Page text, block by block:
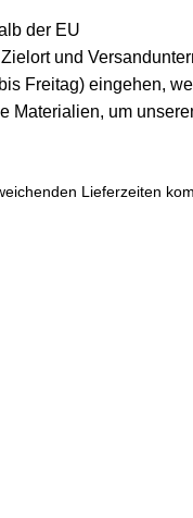
der EU
und
Freitag) eingehen,
Materialien, um
Lieferzeiten